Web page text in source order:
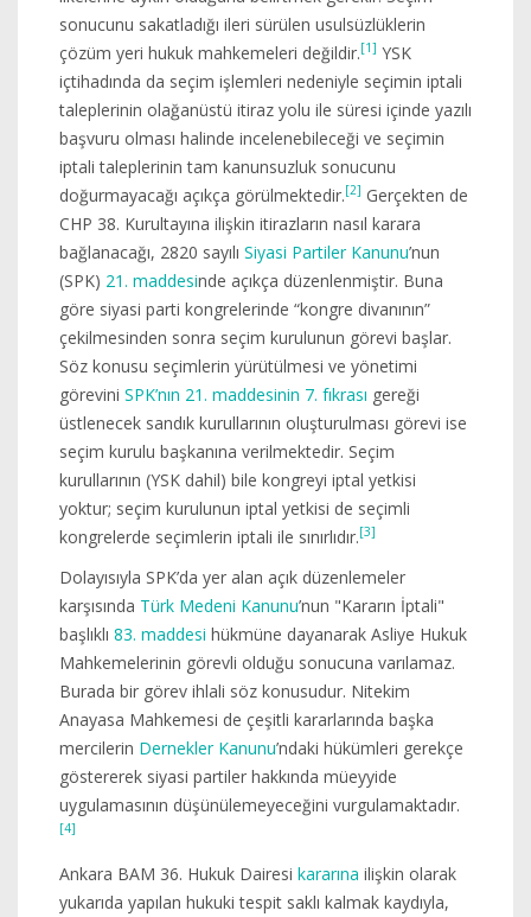
sonucunu sakatladığı ileri sürülen usulsüzlüklerin
çözüm yeri hukuk mahkemeleri değildir.[1] YSK
içtihadında da seçim işlemleri nedeniyle seçimin iptali
taleplerinin olağanüstü itiraz yolu ile süresi içinde yazılı
başvuru olması halinde incelenebileceği ve seçimin
iptali taleplerinin tam kanunsuzluk sonucunu
doğurmayacağı açıkça görülmektedir.[2] Gerçekten de
CHP 38. Kurultayına ilişkin itirazların nasıl karara
bağlanacağı, 2820 sayılı Siyasi Partiler Kanunu’nun
(SPK) 21. maddesinde açıkça düzenlenmiştir. Buna
göre siyasi parti kongrelerinde “kongre divanının”
çekilmesinden sonra seçim kurulunun görevi başlar.
Söz konusu seçimlerin yürütülmesi ve yönetimi
görevini SPK’nın 21. maddesinin 7. fıkrası gereği
üstlenecek sandık kurullarının oluşturulması görevi ise
seçim kurulu başkanına verilmektedir. Seçim
kurullarının (YSK dahil) bile kongreyi iptal yetkisi
yoktur; seçim kurulunun iptal yetkisi de seçimli
kongrelerde seçimlerin iptali ile sınırlıdır.[3]
Dolayısıyla SPK’da yer alan açık düzenlemeler
karşısında Türk Medeni Kanunu’nun "Kararın İptali"
başlıklı 83. maddesi hükmüne dayanarak Asliye Hukuk
Mahkemelerinin görevli olduğu sonucuna varılamaz.
Burada bir görev ihlali söz konusudur. Nitekim
Anayasa Mahkemesi de çeşitli kararlarında başka
mercilerin Dernekler Kanunu’ndaki hükümleri gerekçe
göstererek siyasi partiler hakkında müeyyide
uygulamasının düşünülemeyeceğini vurgulamaktadır.
[4]
Ankara BAM 36. Hukuk Dairesi kararına ilişkin olarak
yukarıda yapılan hukuki tespit saklı kalmak kaydıyla,